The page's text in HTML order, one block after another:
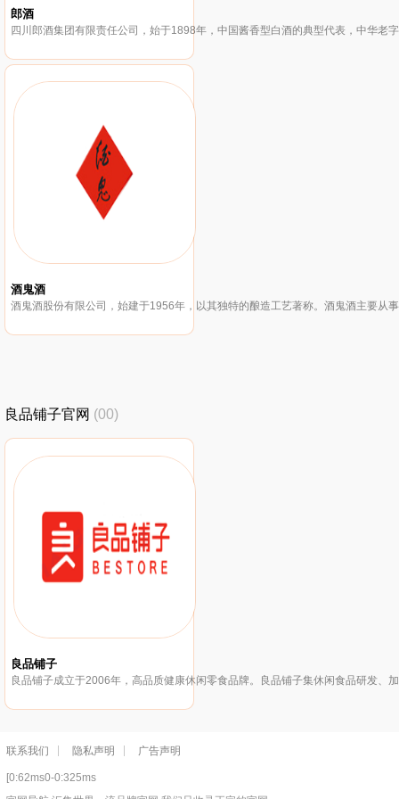
郎酒
酒鬼酒
良品铺子官网 (00)
良品铺子
联系我们 隐私声明 广告声明
[0:62ms0-0:325ms